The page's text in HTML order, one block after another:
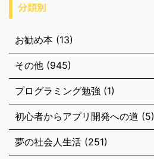
分類別
お勧め本 (13)
その他 (945)
プログラミング勉強 (1)
初心者からアプリ開発への道 (5)
夢の社会人生活 (251)